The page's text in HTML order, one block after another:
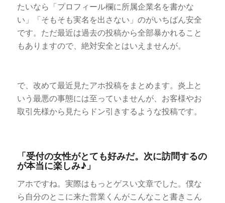
たいなら「プロフィール欄に所属企業名を書かな
い」「そもそも実名を出さない」のがいちばん安全
です。ただ最近は過去の投稿から全部暴かれること
もありますので、絶対安全とはいえませんが。
で、改めて最近見たアホ投稿をまとめます。炎上と
いう最悪の事態には至っていませんが、お客様やお
取引先様から見たらドン引きするような投稿です。
「受付の女性がとても好みだ。次に訪問するの
が本当に楽しみ♪」
アホですね。実際はもっとゲスい文章でした。僕な
ら自分のとこに来た営業くんがこんなこと書きこん